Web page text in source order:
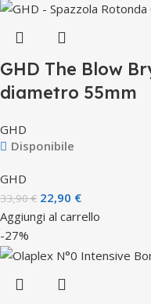
GHD The Blow
diametro 55mm
GHD
Disponibile
GHD
33,90€ 22,90 €
Aggiungi al carrello
-27%